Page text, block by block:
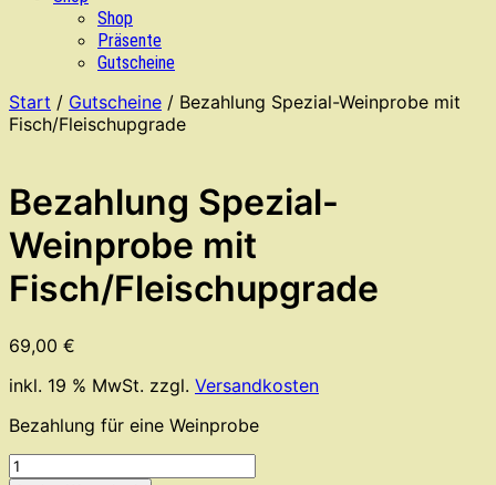
Shop
Präsente
Gutscheine
Start / Gutscheine / Bezahlung Spezial-Weinprobe mit
Fisch/Fleischupgrade
Bezahlung Spezial-
Weinprobe mit
Fisch/Fleischupgrade
69,00 €
inkl. 19 % MwSt. zzgl. Versandkosten
Bezahlung für eine Weinprobe
Bezahlung